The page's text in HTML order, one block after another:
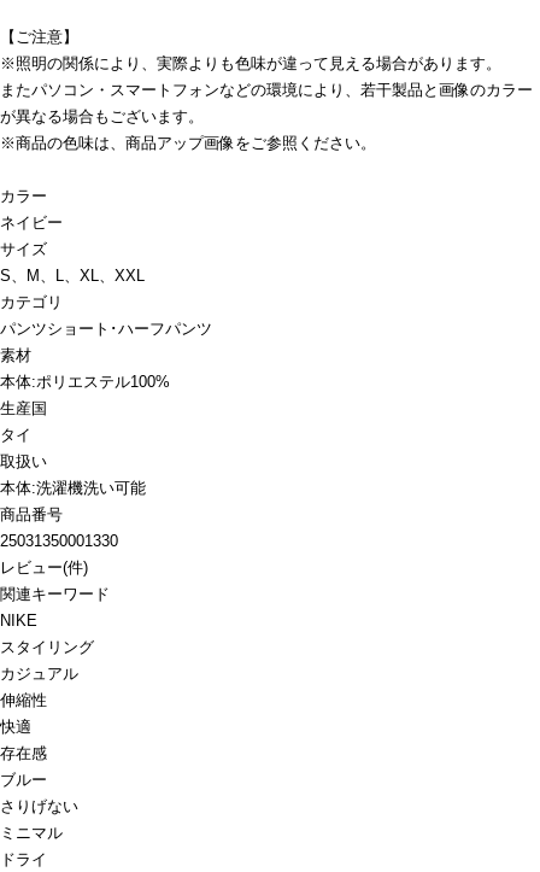
【ご注意】
※照明の関係により、実際よりも色味が違って見える場合があります。
またパソコン・スマートフォンなどの環境により、若干製品と画像のカラー
が異なる場合もございます。
※商品の色味は、商品アップ画像をご参照ください。
カラー
ネイビー
サイズ
S、M、L、XL、XXL
カテゴリ
パンツショート･ハーフパンツ
素材
本体:ポリエステル100%
生産国
タイ
取扱い
本体:洗濯機洗い可能
商品番号
25031350001330
レビュー(件)
関連キーワード
NIKE
スタイリング
カジュアル
伸縮性
快適
存在感
ブルー
さりげない
ミニマル
ドライ